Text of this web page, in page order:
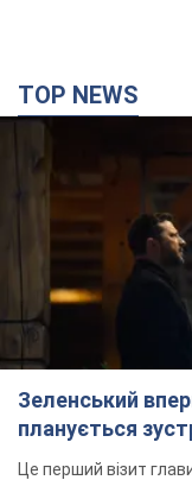
Зеленський
планується
Це перший візит
"Верніть
поспіль
картонками.
Учасники акцій
38 минут назад 1,7
Сенат США